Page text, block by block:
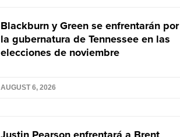
Blackburn y Green se enfrentarán por
la gubernatura de Tennessee en las
elecciones de noviembre
AUGUST 6, 2026